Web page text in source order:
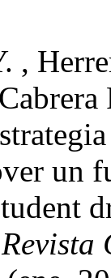
,
un
Revista